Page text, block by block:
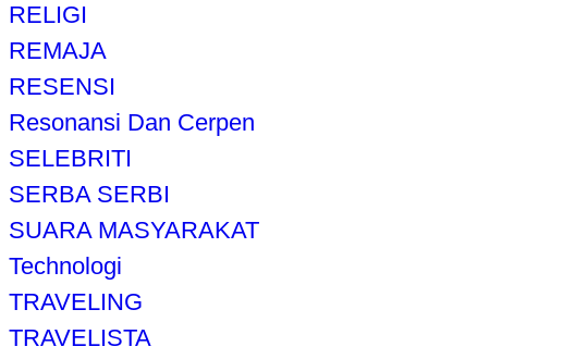
RELIGI
REMAJA
RESENSI
Resonansi Dan Cerpen
SELEBRITI
SERBA SERBI
SUARA MASYARAKAT
Technologi
TRAVELING
TRAVELISTA